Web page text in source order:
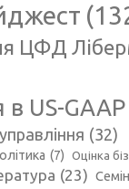
ЦФД
в US-GAAP
(32)
(7) Оцінка
(23)